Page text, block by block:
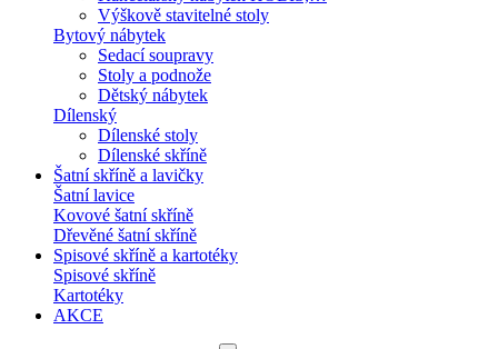
Výškově stavitelné stoly
Bytový nábytek
Sedací soupravy
Stoly a podnože
Dětský nábytek
Dílenský
Dílenské stoly
Dílenské skříně
Šatní skříně a lavičky
Šatní lavice
Kovové šatní skříně
Dřevěné šatní skříně
Spisové skříně a kartotéky
Spisové skříně
Kartotéky
AKCE